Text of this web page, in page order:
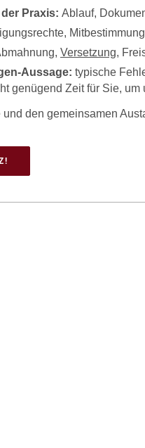
Praxis: Ablauf,
Versetzung,
Aussage: typische
genügend Zeit für Sie,
den gemeinsamen